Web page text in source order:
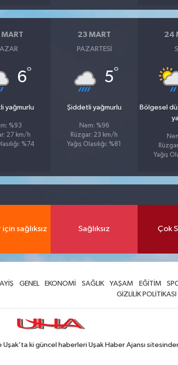
6°
yağmurlu
%93
27 km/h
%74
23 MART
PAZARTESI
5°
Şiddetli yağmurlu
Nem: %96
Rüzgar: 23 km/h
Yağış Olasılığı: %81
24
Bölgesel
Yağış
sağlıksız Sağlıksız Çok
GENEL EKONOMİ SAĞLIK YAŞAM EĞİTİM
GİZLİLİK POLİTİKASI
Uşak'ta ki güncel haberleri Uşak Haber Ajansı